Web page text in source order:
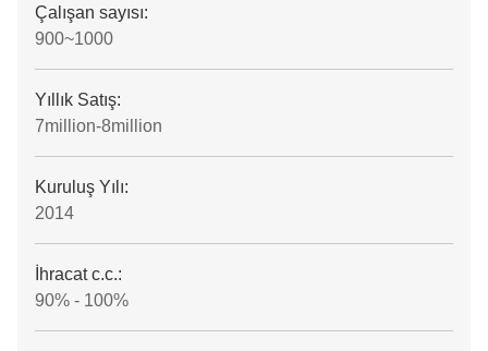
Çalışan sayısı:
900~1000
Yıllık Satış:
7million-8million
Kuruluş Yılı:
2014
İhracat c.c.:
90% - 100%